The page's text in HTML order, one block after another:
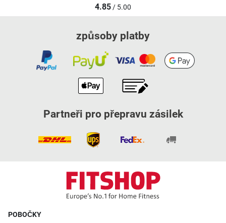
4.85/ 5.00
způsoby platby
Partneři pro přepravu zásilek
POBOČKY